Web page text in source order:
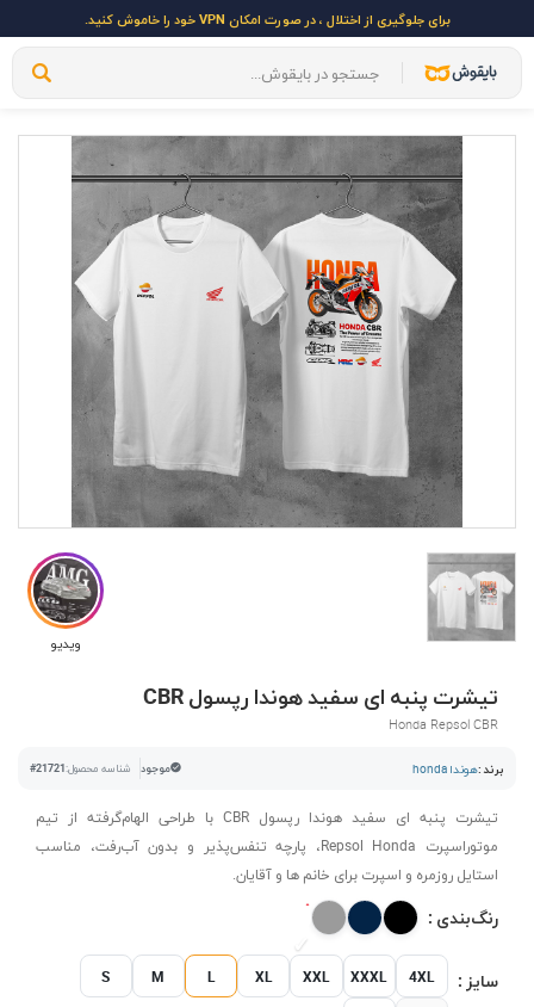
برای جلوگیری از اختلال ، در صورت امکان VPN خود را خاموش کنید.
ویدیو
تیشرت پنبه ای سفید هوندا رپسول CBR
Honda Repsol CBR
برند :هوندا honda موجود شناسه محصول:#21721
تیشرت پنبه ای سفید هوندا رپسول CBR با طراحی الهام‌گرفته از تیم
موتوراسپرت Repsol Honda، پارچه تنفس‌پذیر و بدون آب‌رفت، مناسب
استایل روزمره و اسپرت برای خانم ها و آقایان.
رنگ‌بندی :
سایز : S M L XL XXL XXXL 4XL